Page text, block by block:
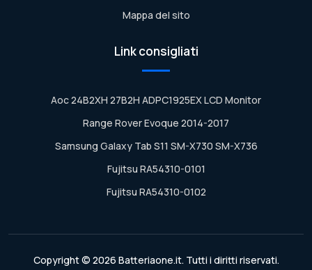
Mappa del sito
Link consigliati
Aoc 24B2XH 27B2H ADPC1925EX LCD Monitor
Range Rover Evoque 2014-2017
Samsung Galaxy Tab S11 SM-X730 SM-X736
Fujitsu RA54310-0101
Fujitsu RA54310-0102
Copyright © 2026 Batteriaone.it. Tutti i diritti riservati.